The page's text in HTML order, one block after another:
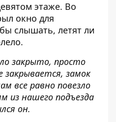
этаже. Во
окно для
слышать, летят ли
закрыто, просто
закрывается, замок
все равно повезло
из нашего подъезда
он.